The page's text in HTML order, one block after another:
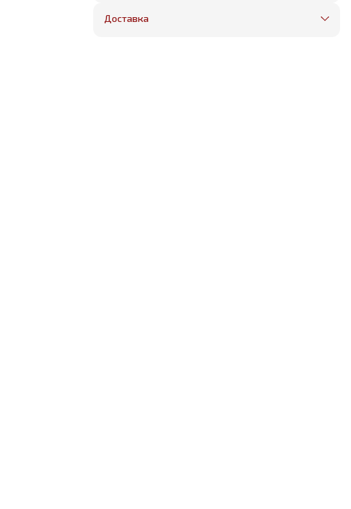
Бесплатная доставка в пределах КАД
Доставка